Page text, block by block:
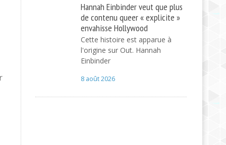
Hannah Einbinder veut que plus
de contenu queer « explicite »
envahisse Hollywood
Cette histoire est apparue à
l'origine sur Out. Hannah
Einbinder
8 août 2026